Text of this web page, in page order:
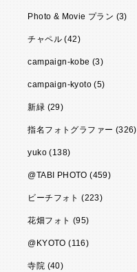
Photo & Movie プラン (3)
チャペル (42)
campaign-kobe (3)
campaign-kyoto (5)
新緑 (29)
指名フォトグラファー (326)
yuko (138)
@TABI PHOTO (459)
ビーチフォト (223)
花畑フォト (95)
@KYOTO (116)
寺院 (40)